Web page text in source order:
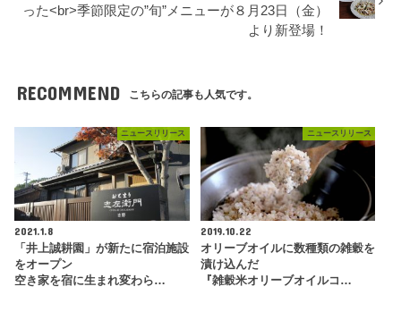
った<br>季節限定の”旬”メニューが８月23日（金）
より新登場！
RECOMMEND こちらの記事も人気です。
ニュースリリース
2021.1.8
「井上誠耕園」が新たに宿泊施設
をオープン
空き家を宿に生まれ変わら…
ニュースリリース
2019.10.22
オリーブオイルに数種類の雑穀を
漬け込んだ
『雑穀米オリーブオイルコ…